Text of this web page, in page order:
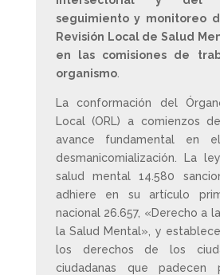
seguimiento y monitoreo
Revisión Local de Salud
en las comisiones de
organismo.
La conformación del
Local (ORL) a comienzos
avance fundamental en
desmanicomialización. La
salud mental 14.580
adhiere en su artículo
nacional 26.657, «Derecho a
la Salud Mental», y
los derechos de los
ciudadanas que padecen